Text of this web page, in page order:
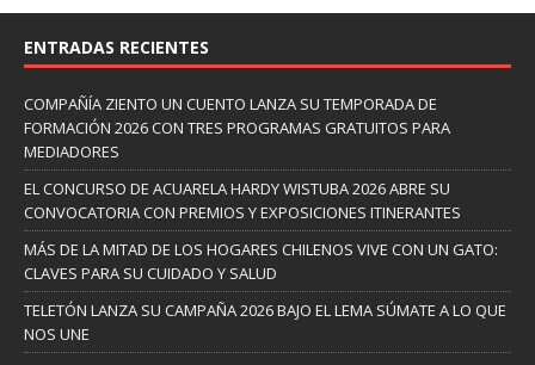
ENTRADAS RECIENTES
COMPAÑÍA ZIENTO UN CUENTO LANZA SU TEMPORADA DE
FORMACIÓN 2026 CON TRES PROGRAMAS GRATUITOS PARA
MEDIADORES
EL CONCURSO DE ACUARELA HARDY WISTUBA 2026 ABRE SU
CONVOCATORIA CON PREMIOS Y EXPOSICIONES ITINERANTES
MÁS DE LA MITAD DE LOS HOGARES CHILENOS VIVE CON UN GATO:
CLAVES PARA SU CUIDADO Y SALUD
TELETÓN LANZA SU CAMPAÑA 2026 BAJO EL LEMA SÚMATE A LO QUE
NOS UNE